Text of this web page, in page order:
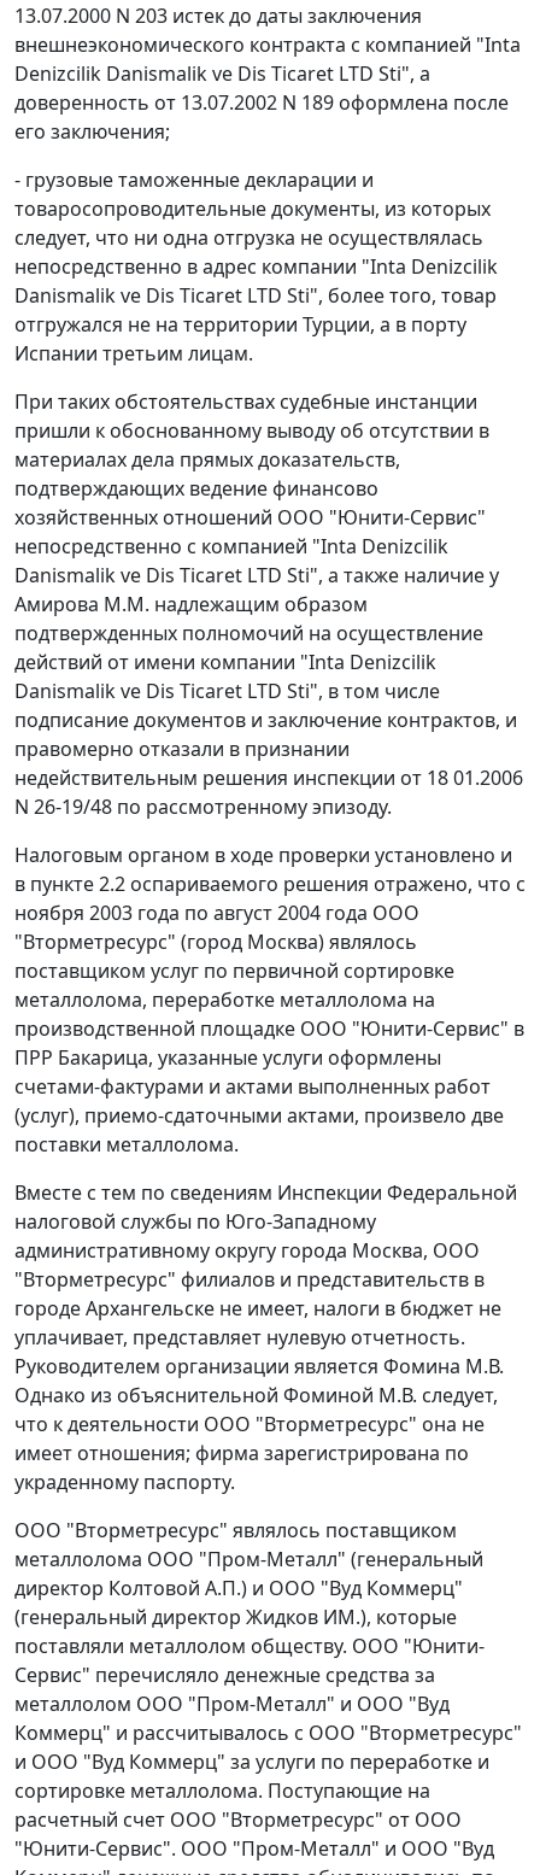
13.07.2000 N 203 истек до даты заключения
внешнеэкономического контракта с компанией "Inta
Denizcilik Danismalik ve Dis Ticaret LTD Sti", а
доверенность от 13.07.2002 N 189 оформлена после
его заключения;
- грузовые таможенные декларации и
товаросопроводительные документы, из которых
следует, что ни одна отгрузка не осуществлялась
непосредственно в адрес компании "Inta Denizcilik
Danismalik ve Dis Ticaret LTD Sti", более того, товар
отгружался не на территории Турции, а в порту
Испании третьим лицам.
При таких обстоятельствах судебные инстанции
пришли к обоснованному выводу об отсутствии в
материалах дела прямых доказательств,
подтверждающих ведение финансово
хозяйственных отношений ООО "Юнити-Сервис"
непосредственно с компанией "Inta Denizcilik
Danismalik ve Dis Ticaret LTD Sti", а также наличие у
Амирова М.М. надлежащим образом
подтвержденных полномочий на осуществление
действий от имени компании "Inta Denizcilik
Danismalik ve Dis Ticaret LTD Sti", в том числе
подписание документов и заключение контрактов, и
правомерно отказали в признании
недействительным решения инспекции от 18 01.2006
N 26-19/48 по рассмотренному эпизоду.
Налоговым органом в ходе проверки установлено и
в пункте 2.2 оспариваемого решения отражено, что с
ноября 2003 года по август 2004 года ООО
"Вторметресурс" (город Москва) являлось
поставщиком услуг по первичной сортировке
металлолома, переработке металлолома на
производственной площадке ООО "Юнити-Сервис" в
ПРР Бакарица, указанные услуги оформлены
счетами-фактурами и актами выполненных работ
(услуг), приемо-сдаточными актами, произвело две
поставки металлолома.
Вместе с тем по сведениям Инспекции Федеральной
налоговой службы по Юго-Западному
административному округу города Москва, ООО
"Вторметресурс" филиалов и представительств в
городе Архангельске не имеет, налоги в бюджет не
уплачивает, представляет нулевую отчетность.
Руководителем организации является Фомина М.В.
Однако из объяснительной Фоминой М.В. следует,
что к деятельности ООО "Вторметресурс" она не
имеет отношения; фирма зарегистрирована по
украденному паспорту.
ООО "Вторметресурс" являлось поставщиком
металлолома ООО "Пром-Металл" (генеральный
директор Колтовой А.П.) и ООО "Вуд Коммерц"
(генеральный директор Жидков ИМ.), которые
поставляли металлолом обществу. ООО "Юнити-
Сервис" перечисляло денежные средства за
металлолом ООО "Пром-Металл" и ООО "Вуд
Коммерц" и рассчитывалось с ООО "Вторметресурс"
и ООО "Вуд Коммерц" за услуги по переработке и
сортировке металлолома. Поступающие на
расчетный счет ООО "Вторметресурс" от ООО
"Юнити-Сервис". ООО "Пром-Металл" и ООО "Вуд